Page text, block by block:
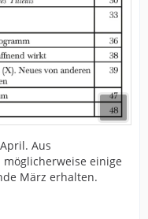
Aus
einige
März erhalten.